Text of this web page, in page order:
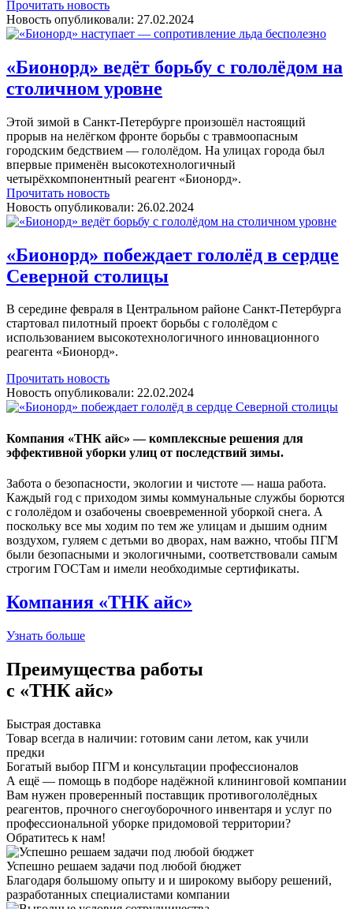
Прочитать новость
Новость опубликовали: 27.02.2024
«Бионорд» ведёт борьбу с гололёдом на
столичном уровне
Этой зимой в Санкт-Петербурге произошёл настоящий
прорыв на нелёгком фронте борьбы с травмоопасным
городским бедствием — гололёдом. На улицах города был
впервые применён высокотехнологичный
четырёхкомпонентный реагент «Бионорд».
Прочитать новость
Новость опубликовали: 26.02.2024
«Бионорд» побеждает гололёд в сердце
Северной столицы
В середине февраля в Центральном районе Санкт-Петербурга
стартовал пилотный проект борьбы с гололёдом с
использованием высокотехнологичного инновационного
реагента «Бионорд».
Прочитать новость
Новость опубликовали: 22.02.2024
Компания «ТНК айс» — комплексные решения для
эффективной уборки улиц от последствий зимы.
Забота о безопасности, экологии и чистоте — наша работа.
Каждый год с приходом зимы коммунальные службы борются
с гололёдом и озабочены своевременной уборкой снега. А
поскольку все мы ходим по тем же улицам и дышим одним
воздухом, гуляем с детьми во дворах, нам важно, чтобы ПГМ
были безопасными и экологичными, соответствовали самым
строгим ГОСТам и имели необходимые сертификаты.
Компания «ТНК айс»
Узнать больше
Преимущества работы
с «ТНК айс»
Быстрая доставка
Товар всегда в наличии: готовим сани летом, как учили
предки
Богатый выбор ПГМ и консультации профессионалов
А ещё — помощь в подборе надёжной клининговой компании
Вам нужен проверенный поставщик противогололёдных
реагентов, прочного снегоуборочного инвентаря и услуг по
профессиональной уборке придомовой территории?
Обратитесь к нам!
Успешно решаем задачи под любой бюджет
Благодаря большому опыту и и широкому выбору решений,
разработанных специалистами компании